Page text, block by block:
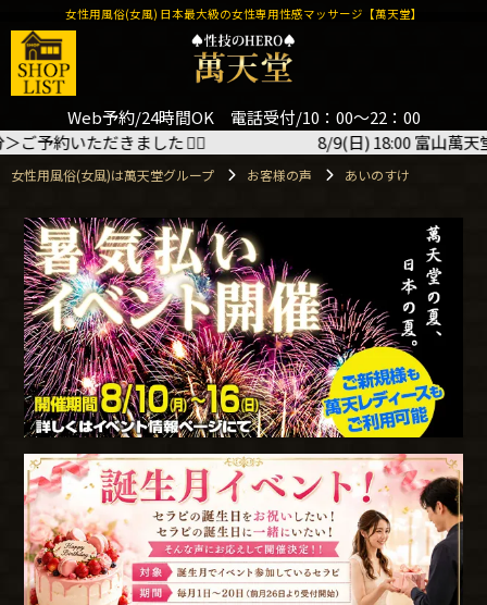
Web予約/24時間OK 電話受付/10：00～22：00
女性用風俗(女風) 日本最大級の女性専用性感マッサージ【萬天堂】
女性用風俗(女風)は萬天堂グループ お客様の声 あいのすけ
きました🙇‍♂️ 8/9(日) 18:00 富山萬天堂 湊人さん